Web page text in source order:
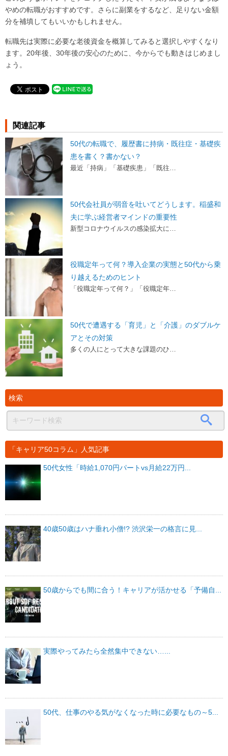
やめの転職がおすすめです。さらに副業をするなど、足りない金額
分を補填してもいいかもしれません。
転職先は実際に必要な老後資金を概算してみると選択しやすくなり
ます。20年後、30年後の安心のために、今からでも動きはじめまし
ょう。
関連記事
50代の転職で、履歴書に持病・既往症・基礎疾
患を書く？書かない？
最近「持病」「基礎疾患」「既往…
50代会社員が弱音を吐いてどうします。稲盛和
夫に学ぶ経営者マインドの重要性
新型コロナウイルスの感染拡大に…
役職定年って何？導入企業の実態と50代から乗
り越えるためのヒント
「役職定年って何？」「役職定年…
50代で遭遇する「育児」と「介護」のダブルケ
アとその対策
多くの人にとって大きな課題のひ…
検索
「キャリア50コラム」人気記事
50代女性「時給1,070円パートvs月給22万円...
40歳50歳はハナ垂れ小僧!? 渋沢栄一の格言に見...
50歳からでも間に合う！キャリアが活かせる「予備自...
実際やってみたら全然集中できない…...
50代、仕事のやる気がなくなった時に必要なもの～5...